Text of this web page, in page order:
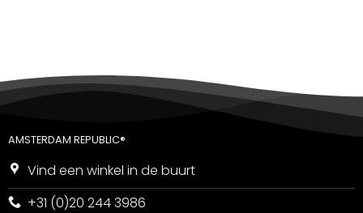
AMSTERDAM REPUBLIC®
Vind een winkel in de buurt
+31 (0)20 244 3986